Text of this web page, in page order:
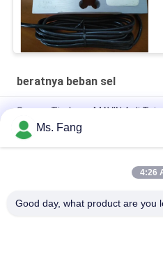
beratnya beban sel
Sensor Timbang MAVIN Asli
Timbangan Meja
Sensor Gaya Digital & Sel Beban
Load Cell L6E3 Aluminum Alloy
Ms. Fang
4:26
Good day, what product are you